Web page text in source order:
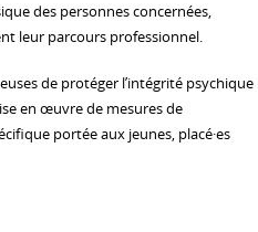
des personnes concernées,
leur parcours professionnel.
de protéger l’intégrité psychique
en œuvre de mesures de
portée aux jeunes, placé·es